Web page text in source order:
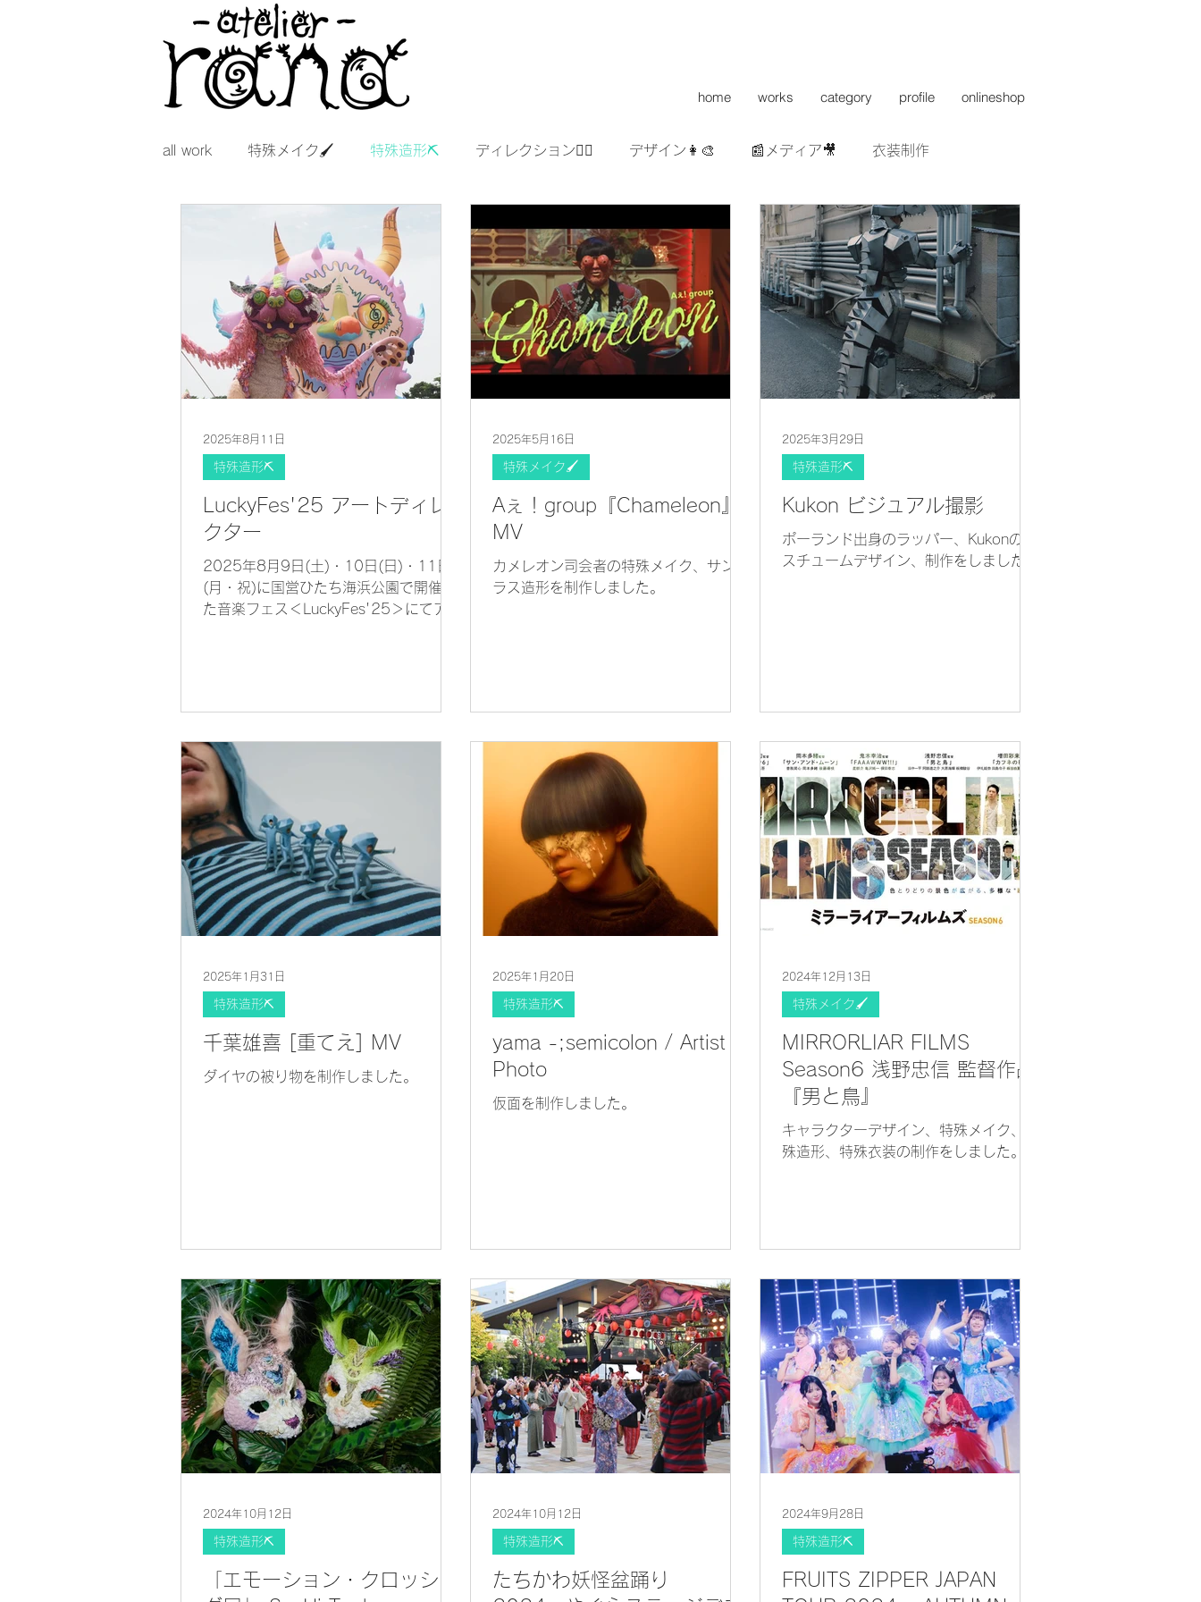
home works category profile onlineshop
all work 特殊メイク🖌 特殊造形⛏ ディレクション👯‍♀️ デザイン👩‍🎨 📰メディア🎥 衣装制作
LuckyFes'25 アートディレ
クター
2025年8月9日(土)・10日(日)・11日
(月・祝)に国営ひたち海浜公園で開催し
た音楽フェス＜LuckyFes'25＞にてアー
ました。 また、今年は新たにラッキー
着ぐるみやバルーンの数も増え、去年よ
りもパワーアップした空間にすることが
でき、大変光栄でした。 また来年も楽
しみです！
https://youtu.be/2yJdQJ5ovvQ?
si=GF94sElRvsn_IPct
特殊造形⛏
2025年8月11日
Aぇ！group『Chameleon』
MV
カメレオン司会者の特殊メイク、サング
ラス造形を制作しました。
特殊メイク🖌
2025年5月16日
Kukon ビジュアル撮影
ポーランド出身のラッパー、Kukonのコ
スチュームデザイン、制作をしました。
特殊造形⛏
2025年3月29日
千葉雄喜 [重てえ] MV
ダイヤの被り物を制作しました。
特殊造形⛏
2025年1月31日
yama -;semicolon / Artist
Photo
仮面を制作しました。
特殊造形⛏
2025年1月20日
MIRRORLIAR FILMS
Season6 浅野忠信 監督作品
『男と鳥』
キャラクターデザイン、特殊メイク、特
殊造形、特殊衣装の制作をしました。
特殊メイク🖌
2024年12月13日
「エモーション・クロッシン
特殊造形⛏
2024年10月12日
たちかわ妖怪盆踊り
特殊造形⛏
2024年10月12日
FRUITS ZIPPER JAPAN
特殊造形⛏
2024年9月28日